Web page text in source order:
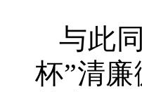
与此
杯”清